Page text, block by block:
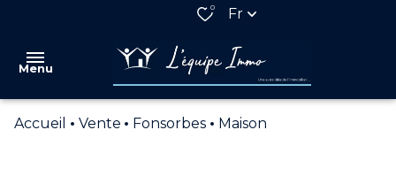
0 Fr
Menu
Accueil Vente Fonsorbes Maison